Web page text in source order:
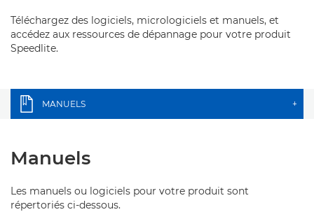
Téléchargez des logiciels, micrologiciels et manuels, et
accédez aux ressources de dépannage pour votre produit
Speedlite.
MANUELS +
Manuels
Les manuels ou logiciels pour votre produit sont
répertoriés ci-dessous.